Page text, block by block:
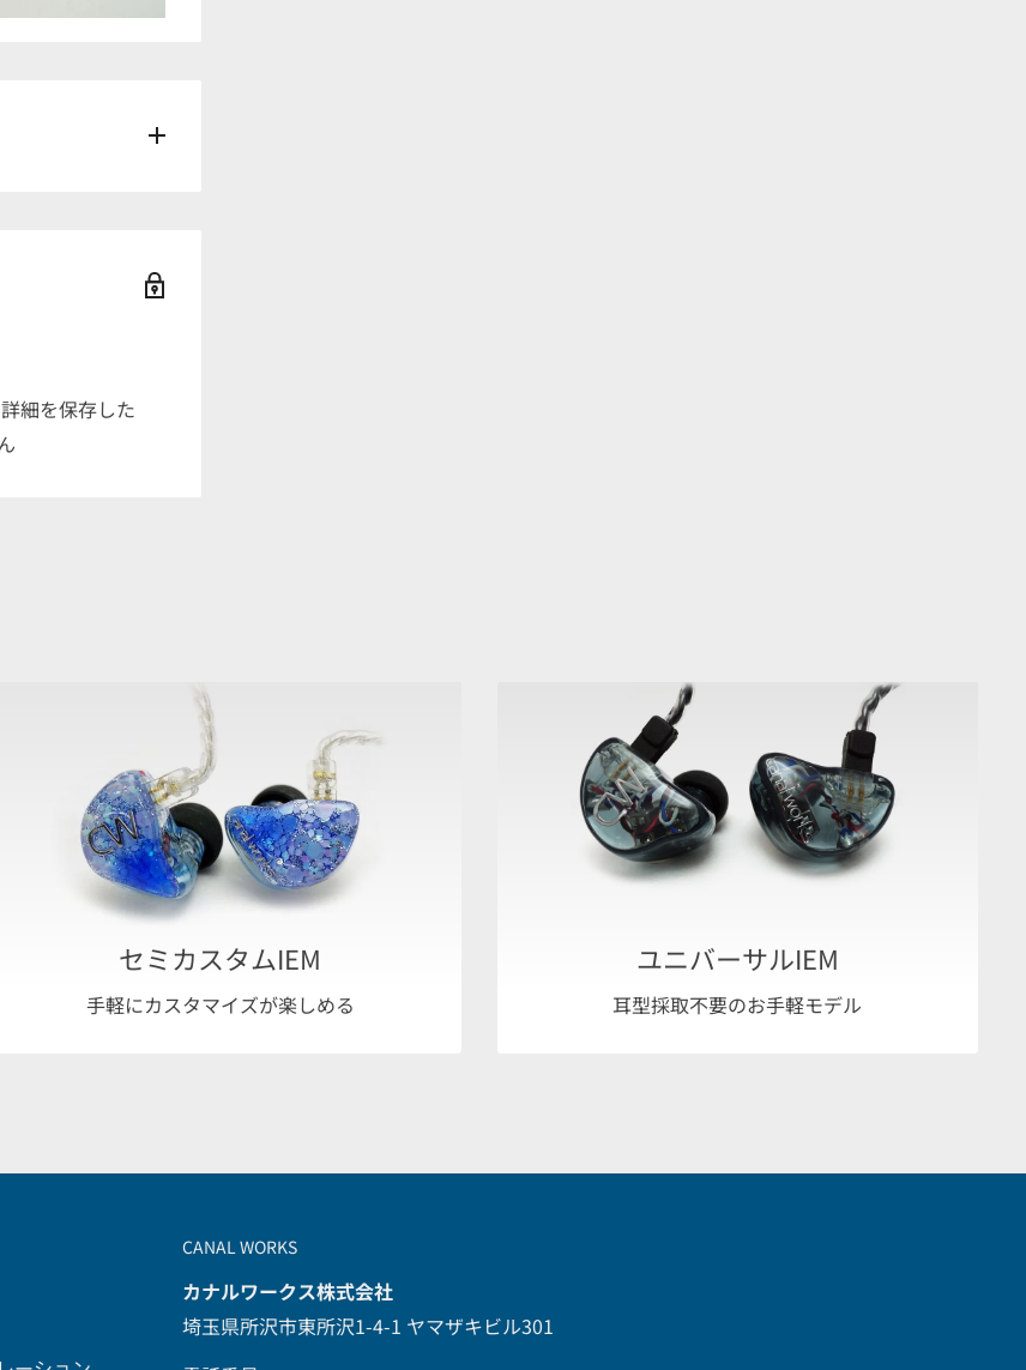
（ブラッ
エンブレムシル
（canal
細を保存した
セミカスタムIEM
手軽にカスタマイズが楽しめる
ユニバーサルIEM
耳型採取不要のお手軽モデル
CANAL WORKS
カナルワークス株式会社
埼玉県所沢市東所沢1-4-1 ヤマザキビル301